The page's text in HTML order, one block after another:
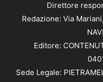
Direttore
Redazione: Via
Editore:
Sede Legale: